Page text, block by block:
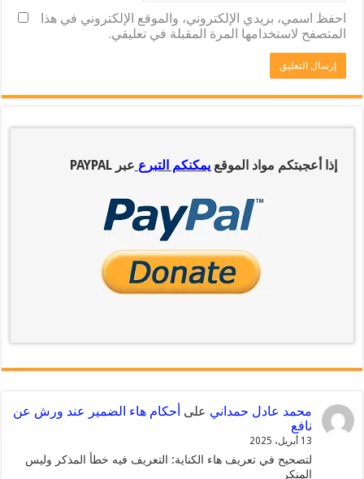
احفظ اسمي، بريدي الإلكتروني، والموقع الإلكتروني في هذا
المتصفح لاستخدامها المرة المقبلة في تعليقي.
إذا أعجبتكم مواد الموقع يمكنكم التبرع عبر PAYPAL
محمد عادل حمدانيعلى أحكام هاء الضمير عند ورش عن
نافع
13 أبريل، 2025
لتصحيح في تعريف هاء الكناية: التعريف فيه خطأ المذكر وليس
المنكر